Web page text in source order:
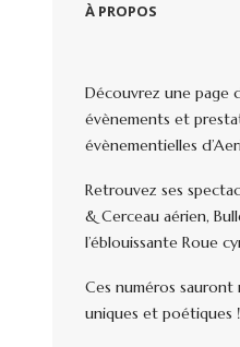
À PROPOS
Découvrez une page
évènements et
évènementielles
Retrouvez ses
& Cerceau aérien,
l’éblouissante Roue
Ces numéros
uniques et poétiques !